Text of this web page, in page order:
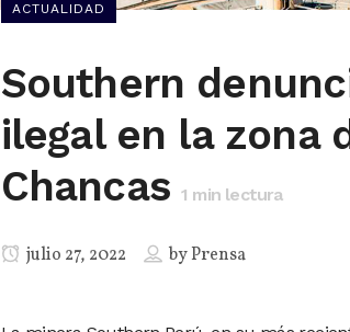
ACTUALIDAD
Southern
ilegal en la zona
Chancas 1 min lectura
julio 27, 2022 byPrensa